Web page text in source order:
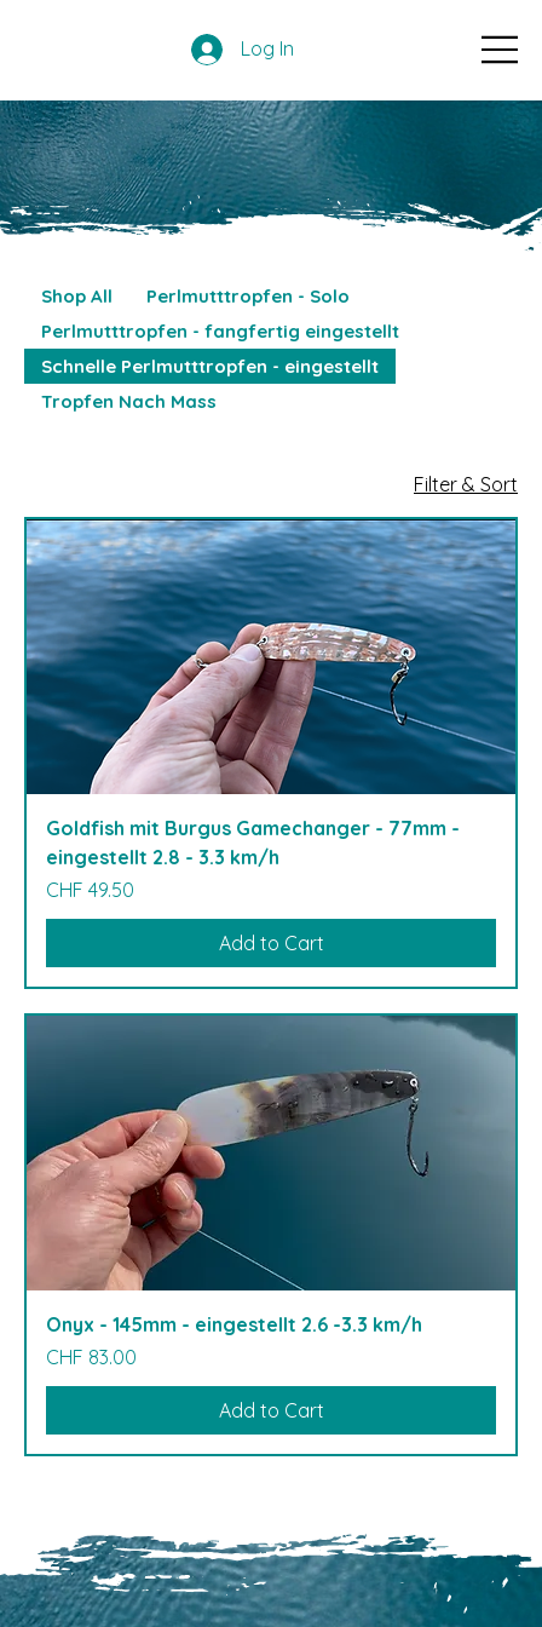
Log In
Shop All
Perlmutttropfen - Solo
Perlmutttropfen - fangfertig eingestellt
Schnelle Perlmutttropfen - eingestellt
Tropfen Nach Mass
Filter & Sort
Goldfish mit Burgus Gamechanger - 77mm -
eingestellt 2.8 - 3.3 km/h
Price
CHF 49.50
Add to Cart
Onyx - 145mm - eingestellt 2.6 -3.3 km/h
Price
CHF 83.00
Add to Cart